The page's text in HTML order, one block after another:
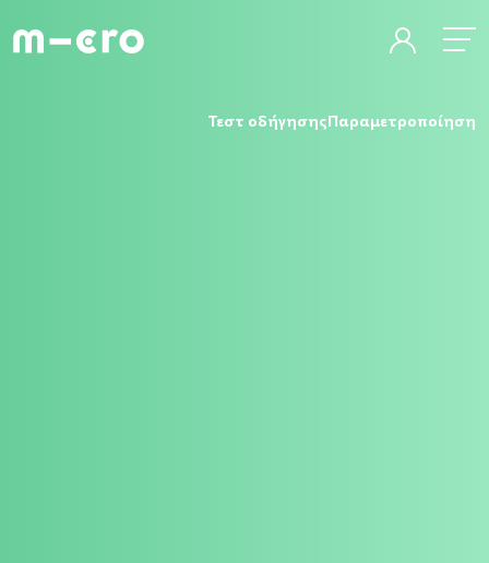
Τεστ οδήγησηςΠαραμετροποίηση